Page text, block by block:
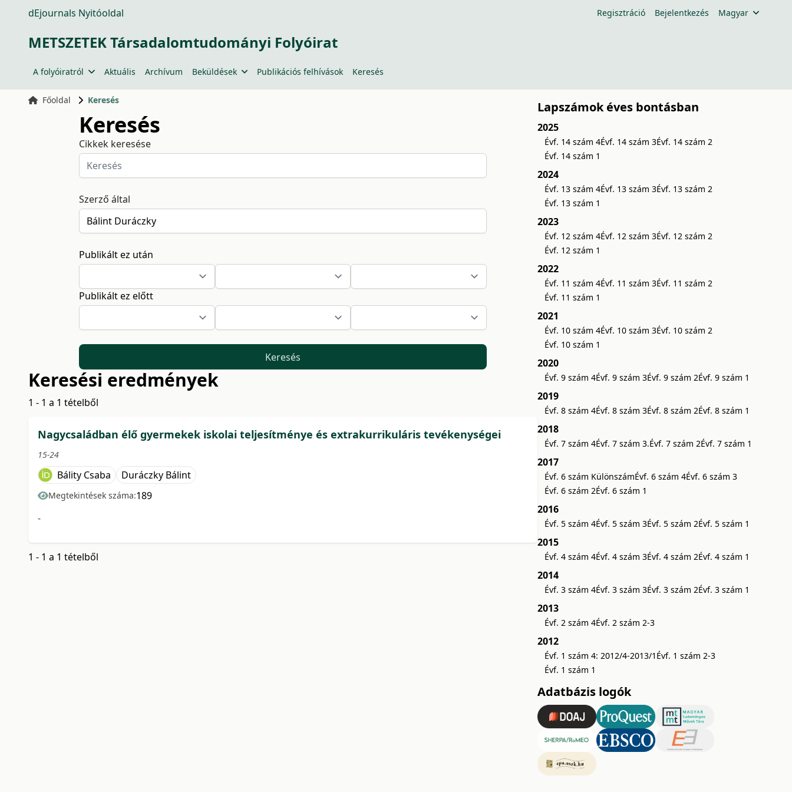
dEjournals Nyitóoldal Regisztráció Bejelentkezés Magyar
METSZETEK Társadalomtudományi Folyóirat
A folyóiratról Aktuális Archívum Beküldések Publikációs felhívások Keresés
Főoldal Keresés
Keresés
Cikkek keresése
Szerző által
Publikált ez után
Publikált ez előtt
Keresés
Keresési eredmények
1 - 1 a 1 tételből
Nagycsaládban élő gyermekek iskolai teljesítménye és extrakurrikuláris tevékenységei
15-24
Bálity Csaba Duráczky Bálint
Megtekintések száma:189
-
1 - 1 a 1 tételből
Lapszámok éves bontásban
2025
Évf. 14 szám 4Évf. 14 szám 3Évf. 14 szám 2
Évf. 14 szám 1
2024
Évf. 13 szám 4Évf. 13 szám 3Évf. 13 szám 2
Évf. 13 szám 1
2023
Évf. 12 szám 4Évf. 12 szám 3Évf. 12 szám 2
Évf. 12 szám 1
2022
Évf. 11 szám 4Évf. 11 szám 3Évf. 11 szám 2
Évf. 11 szám 1
2021
Évf. 10 szám 4Évf. 10 szám 3Évf. 10 szám 2
Évf. 10 szám 1
2020
Évf. 9 szám 4Évf. 9 szám 3Évf. 9 szám 2Évf. 9 szám 1
2019
Évf. 8 szám 4Évf. 8 szám 3Évf. 8 szám 2Évf. 8 szám 1
2018
Évf. 7 szám 4Évf. 7 szám 3.Évf. 7 szám 2Évf. 7 szám 1
2017
Évf. 6 szám KülönszámÉvf. 6 szám 4Évf. 6 szám 3
Évf. 6 szám 2Évf. 6 szám 1
2016
Évf. 5 szám 4Évf. 5 szám 3Évf. 5 szám 2Évf. 5 szám 1
2015
Évf. 4 szám 4Évf. 4 szám 3Évf. 4 szám 2Évf. 4 szám 1
2014
Évf. 3 szám 4Évf. 3 szám 3Évf. 3 szám 2Évf. 3 szám 1
2013
Évf. 2 szám 4Évf. 2 szám 2-3
2012
Évf. 1 szám 4: 2012/4-2013/1 Évf. 1 szám 2-3
Évf. 1 szám 1
Adatbázis logók